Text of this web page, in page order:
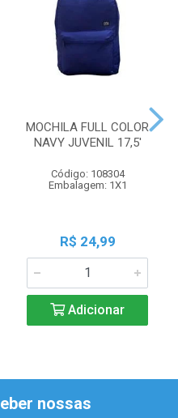
MOCHILA FULL COLOR
NAVY JUVENIL 17,5'
Código: 108304
Embalagem: 1X1
R$ 24,99
Adicionar
nossas